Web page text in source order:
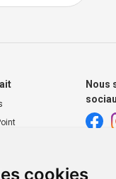
cookies
Nous